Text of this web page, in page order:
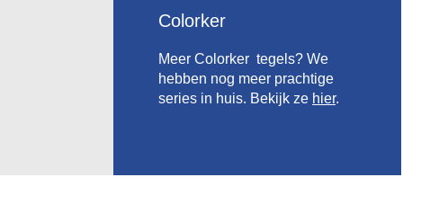
Colorker
Meer Colorker tegels? We
hebben nog meer prachtige
series in huis. Bekijk ze hier.